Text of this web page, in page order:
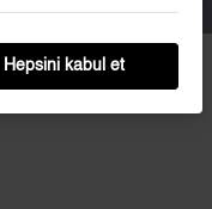
Hepsini kabul et